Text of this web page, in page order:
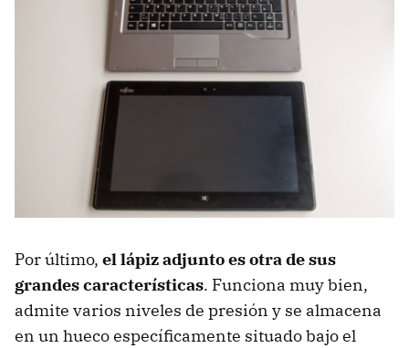
Por último, el lápiz adjunto es otra de sus
grandes características. Funciona muy bien,
admite varios niveles de presión y se almacena
en un hueco específicamente situado bajo el